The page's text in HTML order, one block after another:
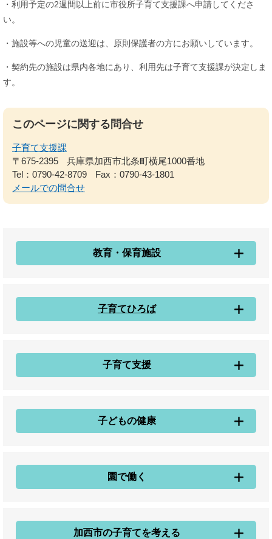
・利用予定の2週間以上前に市役所子育て支援課へ申請してくださ
い。
・施設等への児童の送迎は、原則保護者の方にお願いしています。
・契約先の施設は県内各地にあり、利用先は子育て支援課が決定しま
す。
このページに関する問合せ
子育て支援課
〒675-2395
兵庫県加西市北条町横尾1000番地
Tel：0790-42-8709
Fax：0790-43-1801
メールでの問合せ
教育・保育施設
子育てひろば
子育て支援
子どもの健康
園で働く
加西市の子育てを考える